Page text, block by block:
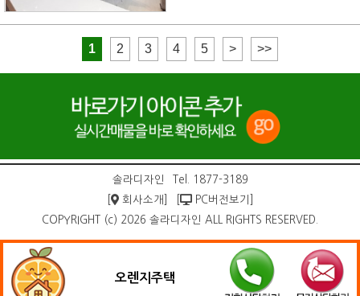
1 2 3 4 5 > >>
솔라디자인
Tel. 1877-3189
회사소개]
PC버전보기]
COPYRIGHT (c) 2026 솔라디자인 ALL RIGHTS RESERVED.
오렌지주택